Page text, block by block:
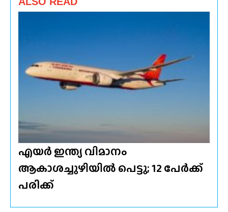
എയർ ഇന്ത്യ വിമാനം
ആകാശച്ചുഴിയിൽ പെട്ടു; 12 പേർക്ക്
പരിക്ക്